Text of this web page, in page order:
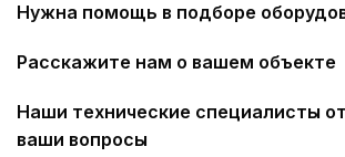
Нужна помощь в подборе
Расскажите нам о вашем объекте
Наши технические специалисты
ваши вопросы